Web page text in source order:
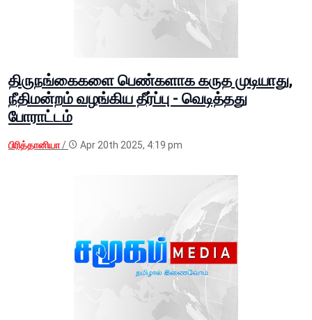
திருநங்கைகளை பெண்களாக கருத முடியாது,
நீதிமன்றம் வழங்கிய தீர்ப்பு - வெடித்தது
போராட்டம்
பிரித்தானியா/ Apr 20th 2025, 4:19 pm